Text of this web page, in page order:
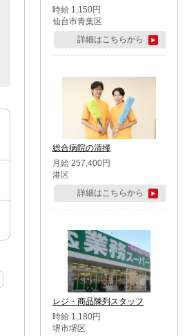
時給 1,150円
仙台市青葉区
詳細はこちらから
総合病院の清掃
月給 257,400円
港区
詳細はこちらから
レジ・商品陳列スタッフ
時給 1,180円
堺市堺区